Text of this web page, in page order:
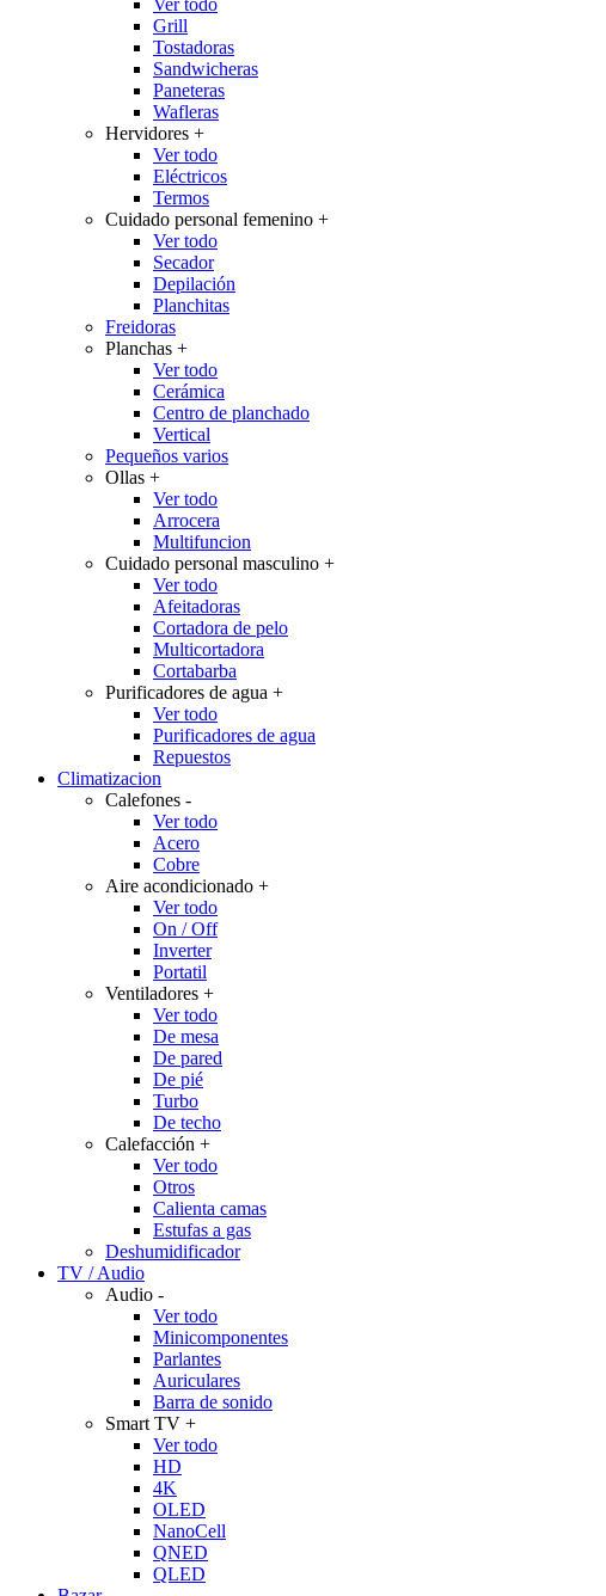
Ver todo
Grill
Tostadoras
Sandwicheras
Paneteras
Wafleras
Hervidores +
Ver todo
Eléctricos
Termos
Cuidado personal femenino +
Ver todo
Secador
Depilación
Planchitas
Freidoras
Planchas +
Ver todo
Cerámica
Centro de planchado
Vertical
Pequeños varios
Ollas +
Ver todo
Arrocera
Multifuncion
Cuidado personal masculino +
Ver todo
Afeitadoras
Cortadora de pelo
Multicortadora
Cortabarba
Purificadores de agua +
Ver todo
Purificadores de agua
Repuestos
Climatizacion
Calefones -
Ver todo
Acero
Cobre
Aire acondicionado +
Ver todo
On / Off
Inverter
Portatil
Ventiladores +
Ver todo
De mesa
De pared
De pié
Turbo
De techo
Calefacción +
Ver todo
Otros
Calienta camas
Estufas a gas
Deshumidificador
TV / Audio
Audio -
Ver todo
Minicomponentes
Parlantes
Auriculares
Barra de sonido
Smart TV +
Ver todo
HD
4K
OLED
NanoCell
QNED
QLED